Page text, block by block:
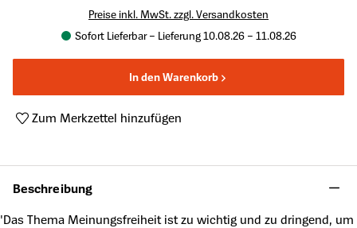
Preise inkl. MwSt. zzgl. Versandkosten
Sofort Lieferbar – Lieferung 10.08.26 – 11.08.26
In den Warenkorb
Zum Merkzettel hinzufügen
Beschreibung
'Das Thema Meinungsfreiheit ist zu wichtig und zu dringend, um